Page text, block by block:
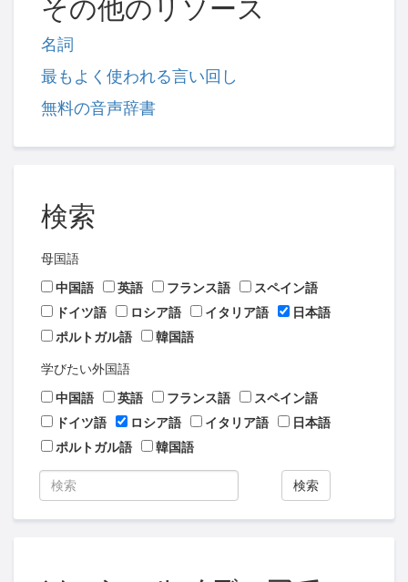
その他のリソース
名詞
最もよく使われる言い回し
無料の音声辞書
検索
母国語
中国語
英語 フランス語
スペイン語
ドイツ語
ロシア語 イタリア語
日本語
ポルトガル語
韓国語
学びたい外国語
中国語
英語 フランス語
スペイン語
ドイツ語
ロシア語 イタリア語
日本語
ポルトガル語
韓国語
検索